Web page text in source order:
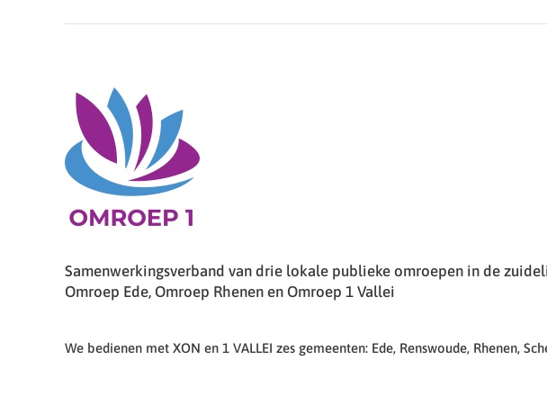
Samenwerkingsverband van drie lokale publieke omroepen in de
Omroep Ede, Omroep Rhenen en Omroep 1 Vallei
We bedienen met XON en 1 VALLEI zes gemeenten: Ede, Renswoude, Rhenen,